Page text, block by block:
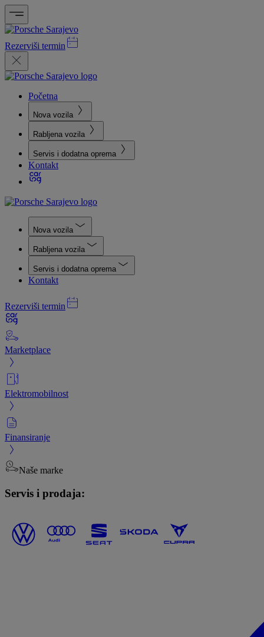
Rezerviši termin
Početna
Nova vozila
Rabljena vozila
Servis i dodatna oprema
Kontakt
Nova vozila
Rabljena vozila
Servis i dodatna oprema
Kontakt
Rezerviši termin
Marketplace
Elektromobilnost
Finansiranje
Naše marke
Servis i prodaja: